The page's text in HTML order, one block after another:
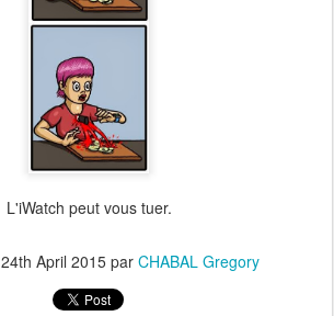
L'iWatch peut vous tuer.
24th April 2015 par CHABAL Gregory